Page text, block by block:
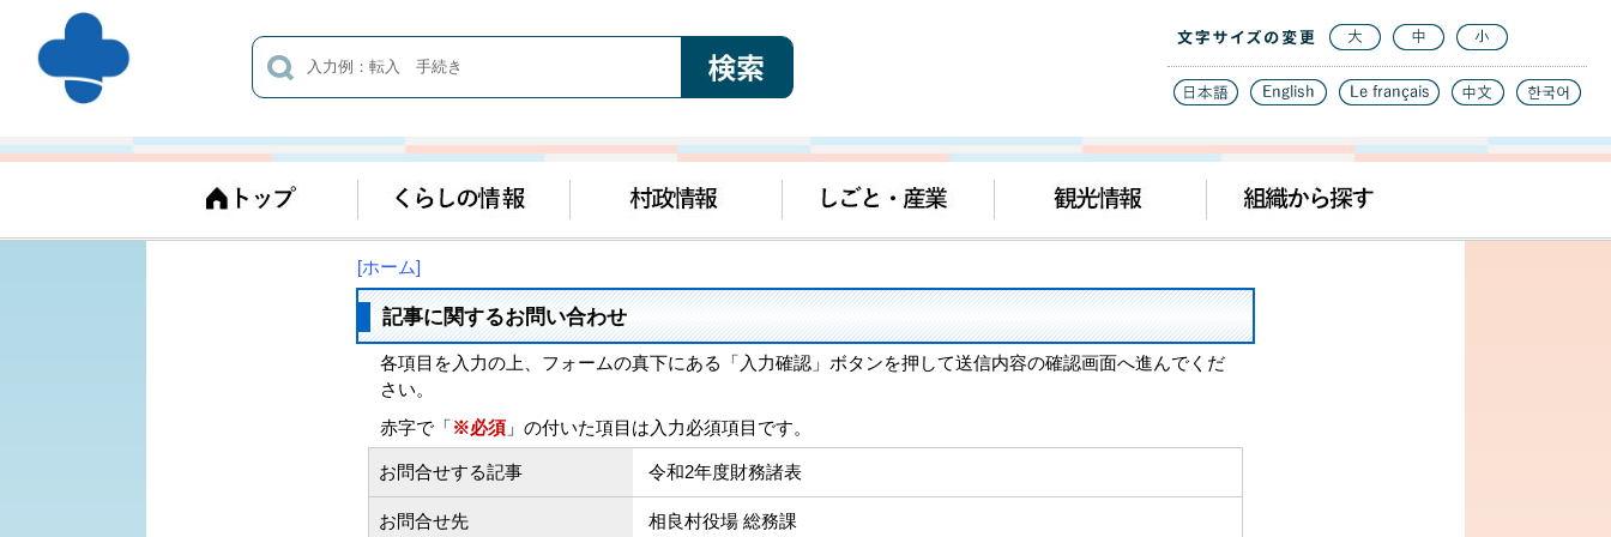
[ホーム]
記事に関するお問い合わせ
各項目を入力の上、フォームの真下にある「入力確認」ボタンを押して送信内容の確認画面へ進んでくだ
さい。
赤字で「※必須 」の付いた項目は入力必須項目です。
お問合せする記事 令和2年度財務諸表
お問合せ先 相良村役場 総務課